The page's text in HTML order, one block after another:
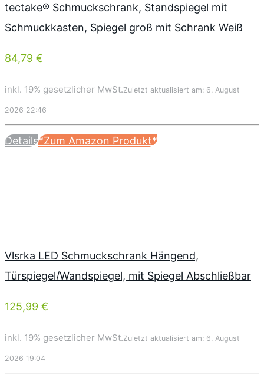
tectake® Schmuckschrank, Standspiegel mit
Schmuckkasten, Spiegel groß mit Schrank Weiß
84,79 €
inkl. 19% gesetzlicher MwSt.Zuletzt aktualisiert am: 6. August
2026 22:46
Details*Zum Amazon Produkt*
Vlsrka LED Schmuckschrank Hängend,
Türspiegel/Wandspiegel, mit Spiegel Abschließbar
125,99 €
inkl. 19% gesetzlicher MwSt.Zuletzt aktualisiert am: 6. August
2026 19:04